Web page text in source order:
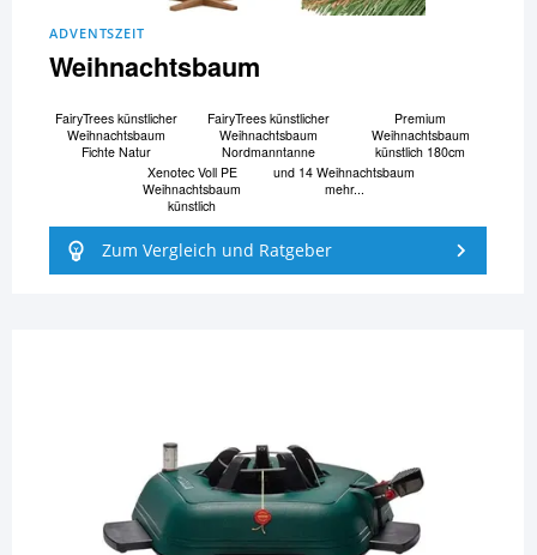
ADVENTSZEIT
Weihnachtsbaum
FairyTrees künstlicher
Weihnachtsbaum
Fichte Natur
FairyTrees künstlicher
Weihnachtsbaum
Nordmanntanne
Premium
Weihnachtsbaum
künstlich 180cm
Xenotec Voll PE
Weihnachtsbaum
künstlich
und 14 Weihnachtsbaum
mehr...
Zum Vergleich und Ratgeber